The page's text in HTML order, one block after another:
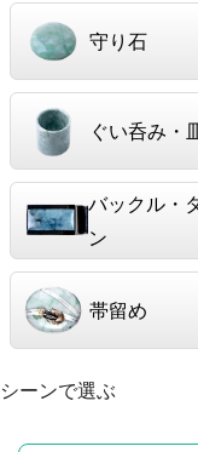
守り石
ぐい呑み・
バックル・
ン
帯留め
シーンで選ぶ